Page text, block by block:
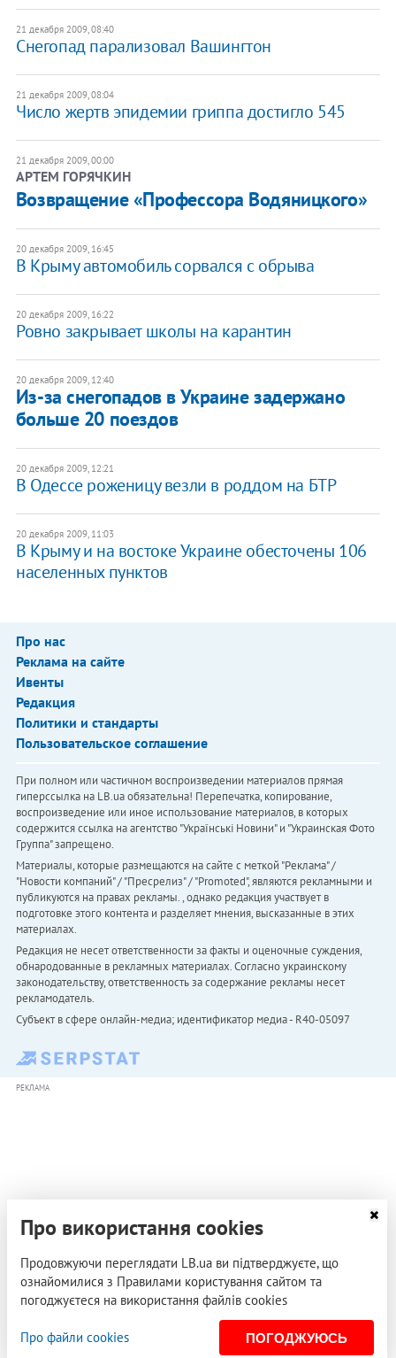
21 декабря 2009, 08:40
Снегопад парализовал Вашингтон
21 декабря 2009, 08:04
Число жертв эпидемии гриппа достигло 545
21 декабря 2009, 00:00
АРТЕМ ГОРЯЧКИН
Возвращение «Профессора Водяницкого»
20 декабря 2009, 16:45
В Крыму автомобиль сорвался с обрыва
20 декабря 2009, 16:22
Ровно закрывает школы на карантин
20 декабря 2009, 12:40
Из-за снегопадов в Украине задержано
больше 20 поездов
20 декабря 2009, 12:21
В Одессе роженицу везли в роддом на БТР
20 декабря 2009, 11:03
В Крыму и на востоке Украине обесточены 106
населенных пунктов
Про нас
Реклама на сайте
Ивенты
Редакция
Политики и стандарты
Пользовательское соглашение
При полном или частичном воспроизведении материалов прямая
гиперссылка на LB.ua обязательна! Перепечатка, копирование,
воспроизведение или иное использование материалов, в которых
содержится ссылка на агентство "Українськi Новини" и "Украинская Фото
Группа" запрещено.
Материалы, которые размещаются на сайте с меткой "Реклама" /
"Новости компаний" / "Пресрелиз" / "Promoted", являются рекламными и
публикуются на правах рекламы. , однако редакция участвует в
подготовке этого контента и разделяет мнения, высказанные в этих
материалах.
Редакция не несет ответственности за факты и оценочные суждения,
обнародованные в рекламных материалах. Согласно украинскому
законодательству, ответственность за содержание рекламы несет
рекламодатель.
Субъект в сфере онлайн-медиа; идентификатор медиа - R40-05097
РЕКЛАМА
Про використання cookies
Продовжуючи переглядати LB.ua ви підтверджуєте, що
ознайомилися з Правилами користування сайтом та
погоджуєтеся на використання файлів cookies
Про файли cookies ПОГОДЖУЮСЬ